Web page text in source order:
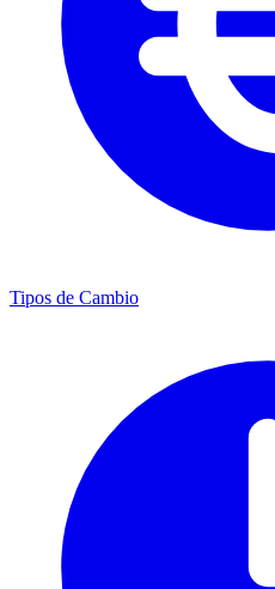
Tipos de Cambio